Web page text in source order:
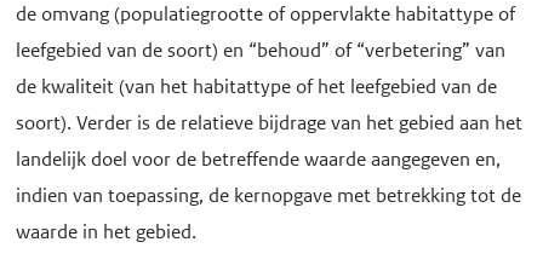
de omvang (populatiegrootte of oppervlakte habitattype of
leefgebied van de soort) en “behoud” of “verbetering” van
de kwaliteit (van het habitattype of het leefgebied van de
soort). Verder is de relatieve bijdrage van het gebied aan het
landelijk doel voor de betreffende waarde aangegeven en,
indien van toepassing, de kernopgave met betrekking tot de
waarde in het gebied.